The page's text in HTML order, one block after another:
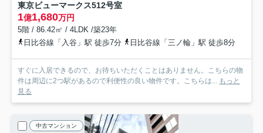
東京ビューマークス512号室
1億1,680万円
5階 / 86.42㎡ / 4LDK /築23年
日比谷線「入谷」駅 徒歩7分
日比谷線「三ノ輪」駅 徒歩8分
すぐに入居できるので、お待ちいただくことはありません。こちらの物
件は周辺に2つ駅があるので利便性の良い物件です。こちらは... もっと
見る
中古マンション